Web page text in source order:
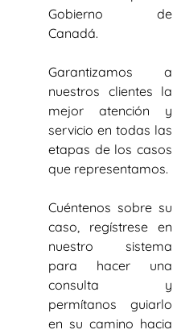
Gobierno de
Canadá.
Garantizamos a
nuestros clientes la
mejor atención y
servicio en todas las
etapas de los casos
que representamos.
Cuéntenos sobre su
caso, regístrese en
nuestro sistema
para hacer una
consulta y
permítanos guiarlo
en su camino hacia